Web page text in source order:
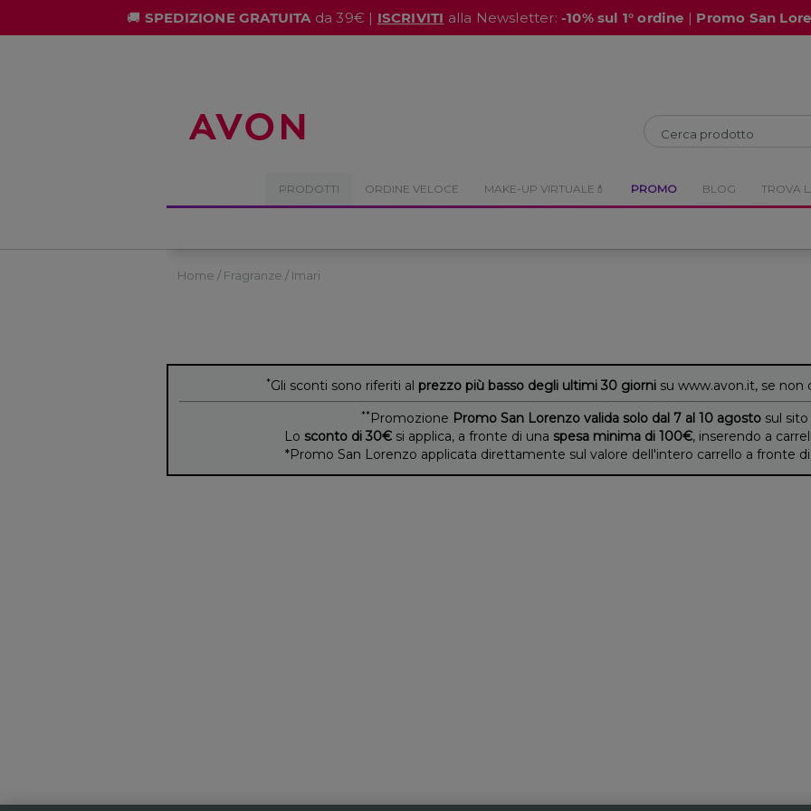
🚚 SPEDIZIONE GRATUITAda 39€ | ISCRIVITI alla Newsletter:-10% sul 1° ordine | Promo San
PRODOTTI ORDINE VELOCE MAKE-UP VIRTUALE💄 PROMO BLOG TROVA
Home Fragranze Imari
*Gli sconti sono riferiti al prezzo più basso degli ultimi 30 giornisu www.avon.it, se non
** Promozione Promo San Lorenzo valida solo dal 7 al 10 agostosul sito
Lo sconto di 30€ si applica, a fronte di una spesa minima di 100€, inserendo a
*Promo San Lorenzo applicata direttamente sul valore dell'intero carrello a fronte
CHIUDI CHIUDI